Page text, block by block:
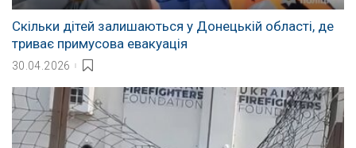
Скільки дітей залишаються у Донецькій області, де
триває примусова евакуація
30.04.2026